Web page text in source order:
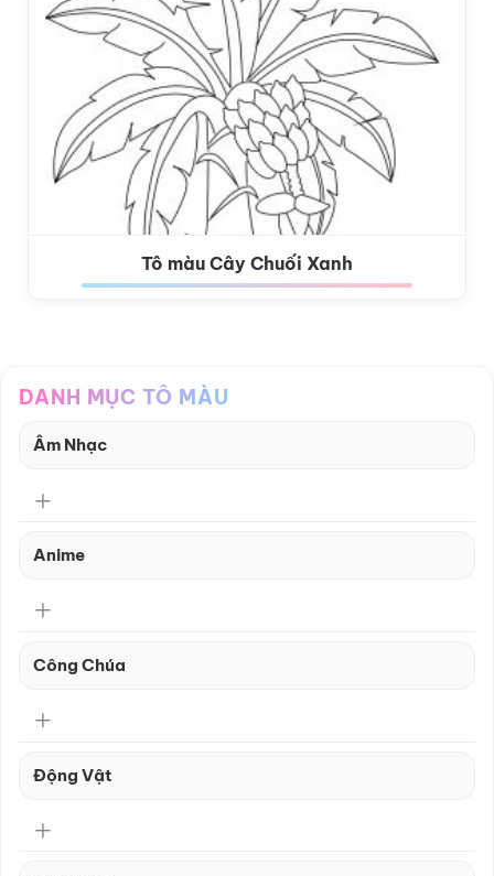
Tô màu Cây Chuối Xanh
DANH MỤC TÔ MÀU
Âm Nhạc
Anime
Công Chúa
Động Vật